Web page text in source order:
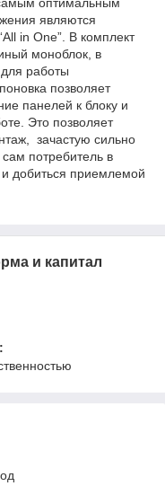
являются
All in One”. В комплект
моноблок, в
работы
позволяет
панелей к блоку и
Это позволяет
зачастую сильно
потребитель в
добиться приемлемой
и капитал